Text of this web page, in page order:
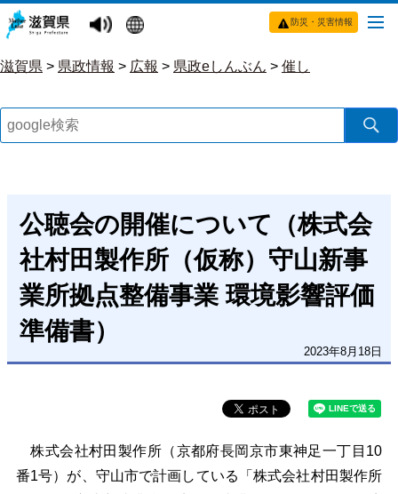
防災・災害情報
滋賀県 > 県政情報 > 広報 > 県政eしんぶん > 催し
公聴会の開催について（株式会
社村田製作所（仮称）守山新事
業所拠点整備事業 環境影響評価
準備書）
2023年8月18日
株式会社村田製作所（京都府長岡京市東神足一丁目10
番1号）が、守山市で計画している「株式会社村田製作所